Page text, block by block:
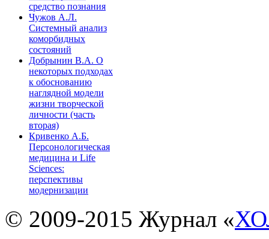
средство познания
Чужов А.Л.
Системный анализ
коморбидных
состояний
Добрынин В.А. О
некоторых подходах
к обоснованию
наглядной модели
жизни творческой
личности (часть
вторая)
Кривенко А.Б.
Персонологическая
медицина и Life
Sciences:
перспективы
модернизации
© 2009-2015 Журнал «